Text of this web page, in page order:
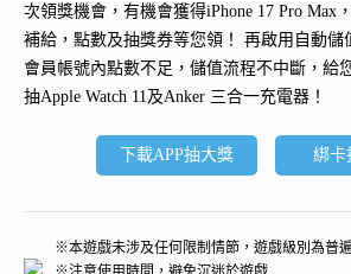
次領獎機會，有機會獲得iPhone 17 Pro Max
補給，點數及抽獎券等您領！ 再啟用自動儲
會員帳號內點數不足，儲值流程不中斷，給
抽Apple Watch 11及Anker 三合一充電器 ！
下載APP抽大獎 綁卡
※本遊戲未涉及任何限制情節，遊戲級別為普